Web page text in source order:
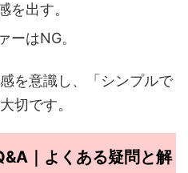
を出す。
ーはNG。
を意識し、「シンプルで
切です。
｜よくある疑問と解